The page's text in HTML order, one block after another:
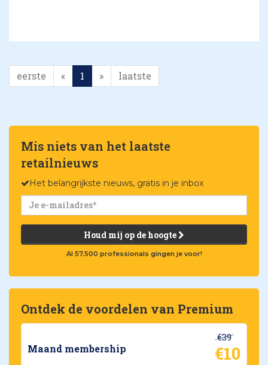
eerste « 1 » laatste
Mis niets van het laatste
retailnieuws
Het belangrijkste nieuws, gratis in je inbox
Houd mij op de hoogte
Al 57.500 professionals gingen je voor!
Ontdek de voordelen van Premium
Maand membership
€39
€10